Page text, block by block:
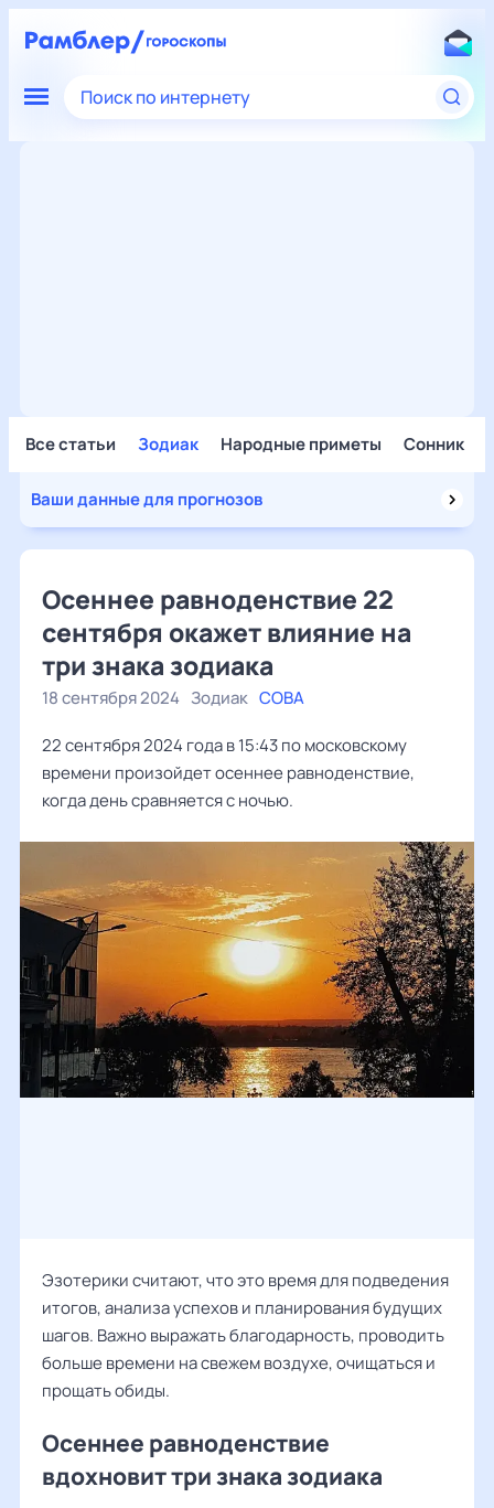
Поиск по интернету
Все статьи Зодиак Народные приметы Сонник
Ваши данные для прогнозов
Осеннее равноденствие 22
сентября окажет влияние на
три знака зодиака
18 сентября 2024 Зодиак СОВА
22 сентября 2024 года в 15:43 по московскому
времени произойдет осеннее равноденствие,
когда день сравняется с ночью.
Эзотерики считают, что это время для подведения
итогов, анализа успехов и планирования будущих
шагов. Важно выражать благодарность, проводить
больше времени на свежем воздухе, очищаться и
прощать обиды.
Осеннее равноденствие
вдохновит три знака зодиака